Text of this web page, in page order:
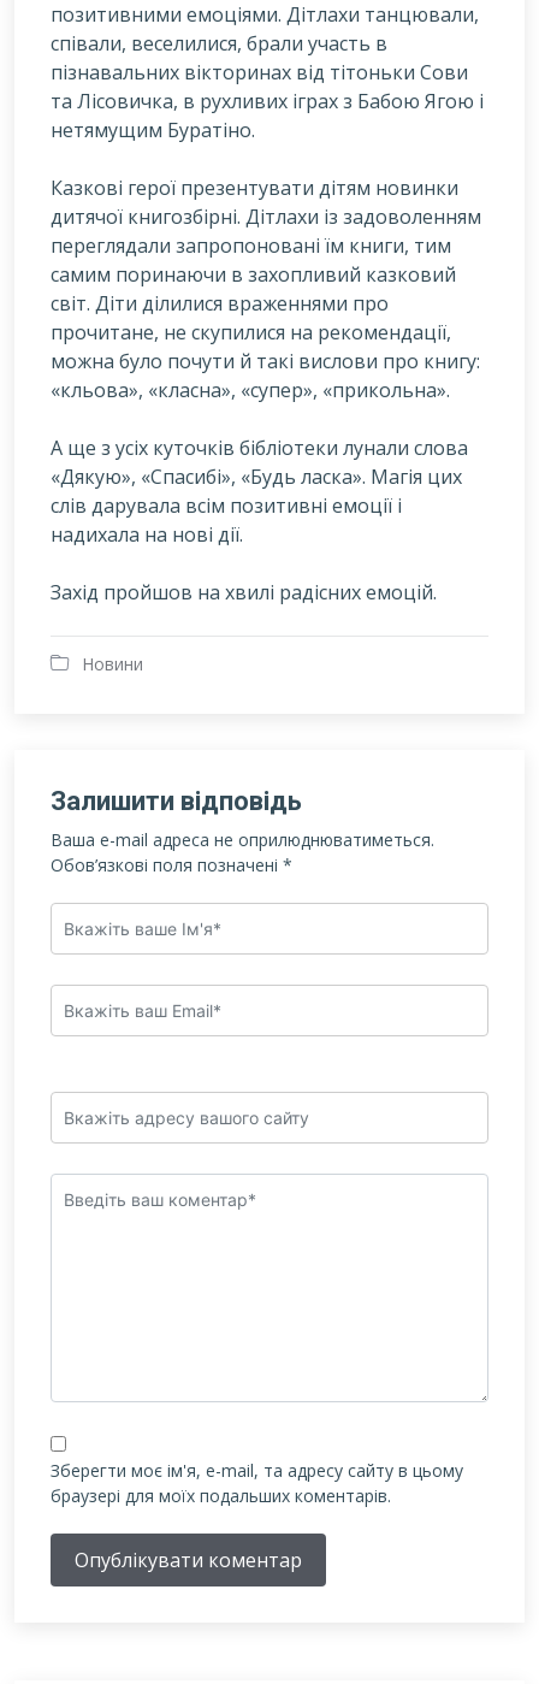
позитивними емоціями. Дітлахи танцювали,
співали, веселилися, брали участь в
пізнавальних вікторинах від тітоньки Сови
та Лісовичка, в рухливих іграх з Бабою Ягою і
нетямущим Буратіно.
Казкові герої презентувати дітям новинки
дитячої книгозбірні. Дітлахи із задоволенням
переглядали запропоновані їм книги, тим
самим поринаючи в захопливий казковий
світ. Діти ділилися враженнями про
прочитане, не скупилися на рекомендації,
можна було почути й такі вислови про книгу:
«кльова», «класна», «супер», «прикольна».
А ще з усіх куточків бібліотеки лунали слова
«Дякую», «Спасибі», «Будь ласка». Магія цих
слів дарувала всім позитивні емоції і
надихала на нові дії.
Захід пройшов на хвилі радісних емоцій.
Новини
Залишити відповідь
Ваша e-mail адреса не оприлюднюватиметься.
Обов’язкові поля позначені *
Зберегти моє ім'я, e-mail, та адресу сайту в цьому
браузері для моїх подальших коментарів.
Опублікувати коментар